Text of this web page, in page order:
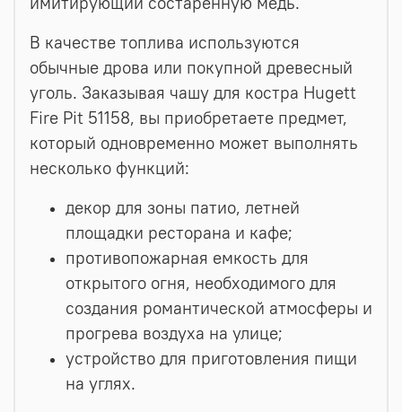
В качестве топлива используются
обычные дрова или покупной древесный
уголь. Заказывая чашу для костра Hugett
Fire Pit 51158, вы приобретаете предмет,
который одновременно может выполнять
несколько функций:
декор для зоны патио, летней
площадки ресторана и кафе;
противопожарная емкость для
открытого огня, необходимого для
создания романтической атмосферы и
прогрева воздуха на улице;
устройство для приготовления пищи
на углях.